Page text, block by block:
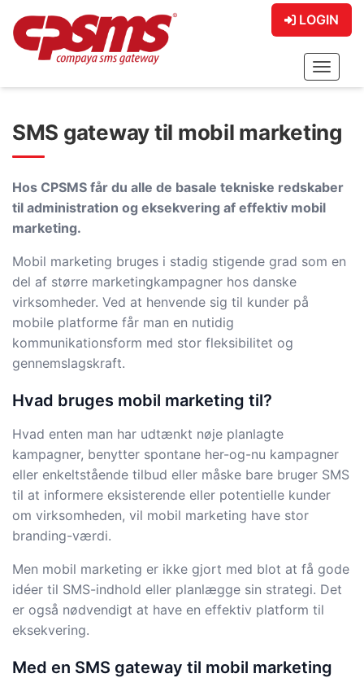
LOGIN
SMS gateway til mobil marketing
Hos CPSMS får du alle de basale tekniske redskaber
til administration og eksekvering af effektiv mobil
marketing.
Mobil marketing bruges i stadig stigende grad som en
del af større marketingkampagner hos danske
virksomheder. Ved at henvende sig til kunder på
mobile platforme får man en nutidig
kommunikationsform med stor fleksibilitet og
gennemslagskraft.
Hvad bruges mobil marketing til?
Hvad enten man har udtænkt nøje planlagte
kampagner, benytter spontane her-og-nu kampagner
eller enkeltstående tilbud eller måske bare bruger SMS
til at informere eksisterende eller potentielle kunder
om virksomheden, vil mobil marketing have stor
branding-værdi.
Men mobil marketing er ikke gjort med blot at få gode
idéer til SMS-indhold eller planlægge sin strategi. Det
er også nødvendigt at have en effektiv platform til
eksekvering.
Med en SMS gateway til mobil marketing